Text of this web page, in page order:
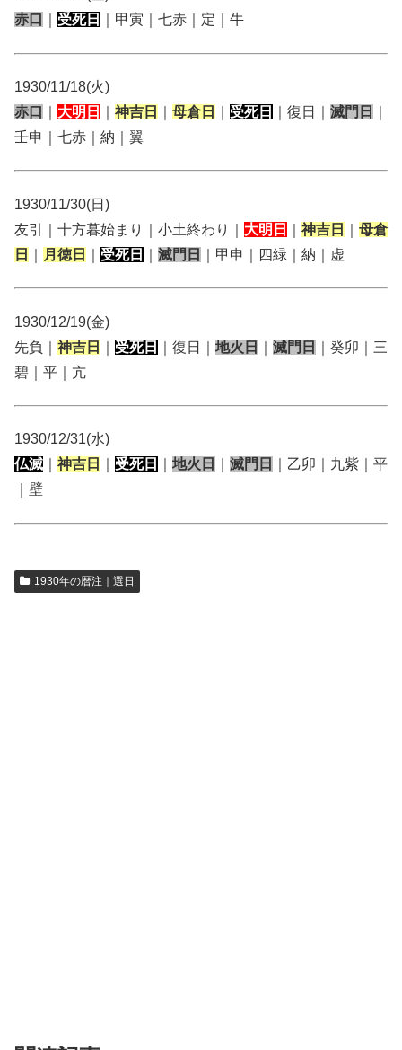
赤口
受死日 ｜甲寅｜七赤｜定｜牛
1930/11/18(火)
赤口
大明日 神吉日 母倉日 受死日 ｜復日｜ 滅門日
壬申｜七赤｜納｜翼
1930/11/30(日)
友引｜十方暮始まり｜小土終わり｜ 大明日 神吉日
母倉
日
月徳日 受死日 滅門日 ｜甲申｜四緑｜納｜虚
1930/12/19(金)
先負｜ 神吉日 受死日 ｜復日｜ 地火日 滅門日
｜癸卯｜三
碧｜平｜亢
1930/12/31(水)
仏滅
神吉日 受死日 地火日 滅門日
｜乙卯｜九紫｜平
｜壁
1930年の暦注｜選日